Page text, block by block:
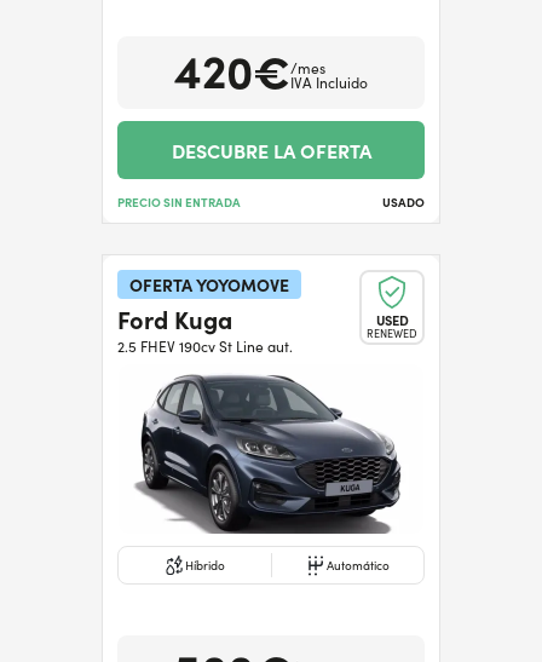
420€/mes
IVA Incluido
DESCUBRE LA OFERTA
PRECIO SIN ENTRADA USADO
OFERTA YOYOMOVE
USED
RENEWED
Ford Kuga
2.5 FHEV 190cv St Line aut.
Híbrido Automático